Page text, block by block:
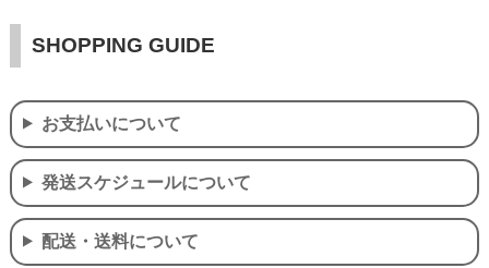
SHOPPING GUIDE
お支払いについて
発送スケジュールについて
配送・送料について